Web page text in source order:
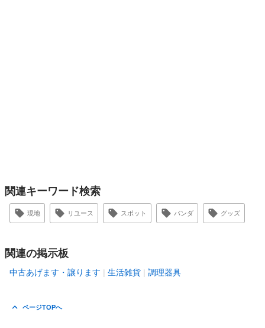
関連キーワード検索
現地 リユース スポット パンダ グッズ
関連の掲示板
中古あげます・譲ります 生活雑貨 調理器具
ページTOPへ